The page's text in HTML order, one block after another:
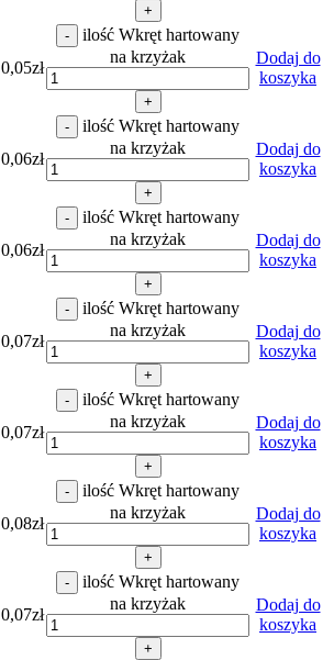
+
0,05zł
-
ilość Wkręt hartowany
na krzyżak
+
Dodaj do
koszyka
0,06zł
-
ilość Wkręt hartowany
na krzyżak
+
Dodaj do
koszyka
0,06zł
-
ilość Wkręt hartowany
na krzyżak
+
Dodaj do
koszyka
0,07zł
-
ilość Wkręt hartowany
na krzyżak
+
Dodaj do
koszyka
0,07zł
-
ilość Wkręt hartowany
na krzyżak
+
Dodaj do
koszyka
0,08zł
-
ilość Wkręt hartowany
na krzyżak
+
Dodaj do
koszyka
0,07zł
-
ilość Wkręt hartowany
na krzyżak
+
Dodaj do
koszyka